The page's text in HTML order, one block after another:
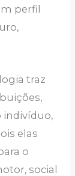
perfil
traz
indivíduo,
elas
o
social